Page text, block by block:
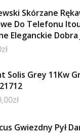
Skórzane
Do Telefonu
Eleganckie Dobra
zł
Solis Grey 11Kw
zł
Gwiezdny Pył